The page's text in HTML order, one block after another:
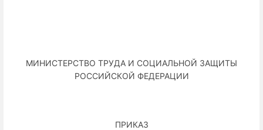
МИНИСТЕРСТВО ТРУДА И СОЦИАЛЬНОЙ ЗАЩИТЫ
РОССИЙСКОЙ ФЕДЕРАЦИИ
ПРИКАЗ